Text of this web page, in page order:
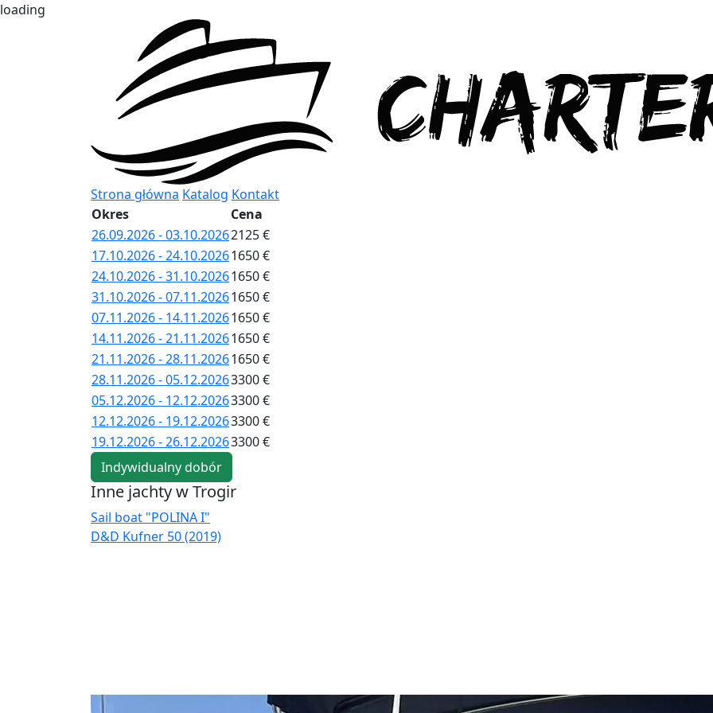
loading
Strona główna Katalog Kontakt
Okres
Cena
26.09.2026 - 03.10.20262125 €
17.10.2026 - 24.10.20261650 €
24.10.2026 - 31.10.20261650 €
31.10.2026 - 07.11.20261650 €
07.11.2026 - 14.11.20261650 €
14.11.2026 - 21.11.20261650 €
21.11.2026 - 28.11.20261650 €
28.11.2026 - 05.12.20263300 €
05.12.2026 - 12.12.20263300 €
12.12.2026 - 19.12.20263300 €
19.12.2026 - 26.12.20263300 €
Indywidualny dobór
Inne jachty w Trogir
Sail boat "POLINA I"
D&D Kufner 50 (2019)